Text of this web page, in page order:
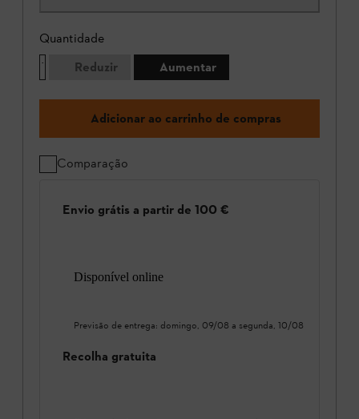
Quantidade
Reduzir
Aumentar
Adicionar ao carrinho de compras
Comparação
Envio grátis a partir de 100 €
Disponível online
Previsão de entrega: domingo, 09/08 a segunda, 10/08
Recolha gratuita